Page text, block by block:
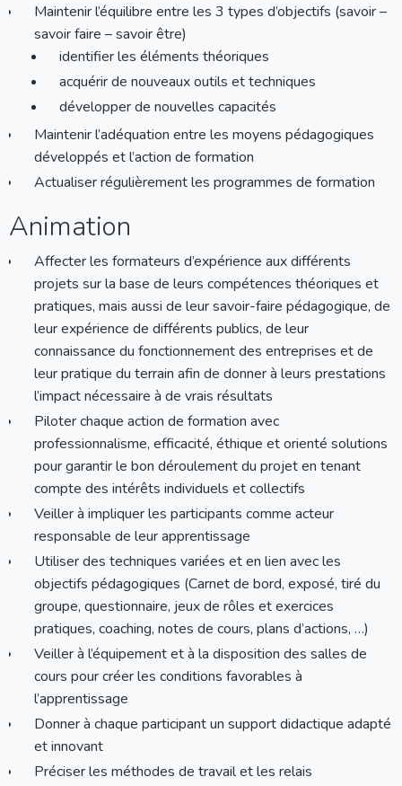
Maintenir l’équilibre entre les 3 types d’objectifs (savoir –
savoir faire – savoir être)
identifier les éléments théoriques
acquérir de nouveaux outils et techniques
développer de nouvelles capacités
Maintenir l’adéquation entre les moyens pédagogiques
développés et l’action de formation
Actualiser régulièrement les programmes de formation
Animation
Affecter les formateurs d’expérience aux différents
projets sur la base de leurs compétences théoriques et
pratiques, mais aussi de leur savoir-faire pédagogique, de
leur expérience de différents publics, de leur
connaissance du fonctionnement des entreprises et de
leur pratique du terrain afin de donner à leurs prestations
l’impact nécessaire à de vrais résultats
Piloter chaque action de formation avec
professionnalisme, efficacité, éthique et orienté solutions
pour garantir le bon déroulement du projet en tenant
compte des intérêts individuels et collectifs
Veiller à impliquer les participants comme acteur
responsable de leur apprentissage
Utiliser des techniques variées et en lien avec les
objectifs pédagogiques (Carnet de bord, exposé, tiré du
groupe, questionnaire, jeux de rôles et exercices
pratiques, coaching, notes de cours, plans d’actions, …)
Veiller à l’équipement et à la disposition des salles de
cours pour créer les conditions favorables à
l’apprentissage
Donner à chaque participant un support didactique adapté
et innovant
Préciser les méthodes de travail et les relais